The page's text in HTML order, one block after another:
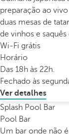
preparação ao
duas mesas de
de vinhos e
Wi-Fi grátis
Horário
Das 18h às 22h.
Fechado às
Ver detalhes
Splash Pool Bar
Pool Bar
Um bar onde não